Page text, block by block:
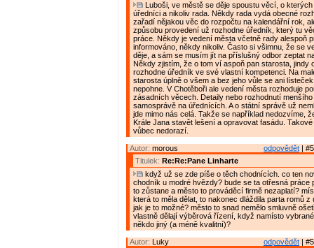
Luboši, ve městě se děje spoustu věcí, o
úředníci a nikoliv rada. Někdy rada vydá obecné
zařadí nějakou věc do rozpočtu na kalendářní rok,
způsobu provedení už rozhodne úředník, který tu
práce. Někdy je vedení města včetně rady alespoň
informováno, někdy nikoliv. Často si všimnu, že se
děje, a sám se musím jít na příslušný odbor zeptat
Někdy zjistím, že o tom ví aspoň pan starosta, jindy
rozhodne úředník ve své vlastní kompetenci. Na
starosta úplně o všem a bez jeho vůle se ani
nepohne. V Chotěboři ale vedení města rozhoduje
zásadních věcech. Detaily nebo rozhodnutí
samosprávě na úřednících. A o státní správě už
jde mimo nás celá. Takže se například nedozvíme,
Krále Jana stavět lešení a opravovat fasádu.
vůbec nedorazí.
odpovědět |
Autor: morous
Titulek: Re:Re:Pane Linharte
když už se zde píše o těch chodnících. co ten
chodník u modré hvězdy? bude se ta otřesná práce
to zůstane a město to prováděcí firmě nezaplatí?
která to měla dělat, to nakonec dláždila parta romů z
jak je to možné? město to snad nemělo smluvně
vlastně dělají výběrová řízení, když namísto
někdo jiný (a méně kvalitní)?
odpovědět |
Autor: Luky